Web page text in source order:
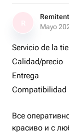
Mayo
Servicio de la
Calidad/precio
Entrega
Compatibilidad
Все
красиво и с